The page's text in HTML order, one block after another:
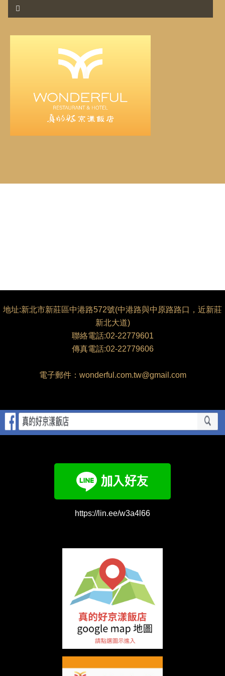
地址:新北市新莊區中港路572號(中港路與中原路路口，近新莊
新北大道)
聯絡電話:02-22779601
傳真電話:02-22779606
電子郵件：wonderful.com.tw@gmail.com
https://lin.ee/w3a4l66